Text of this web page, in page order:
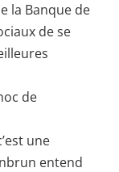
la Banque de
de se
de
une
entend